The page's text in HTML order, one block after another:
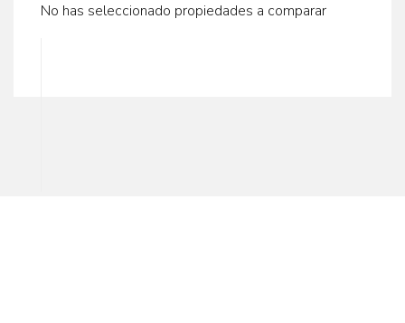
No has seleccionado propiedades a comparar